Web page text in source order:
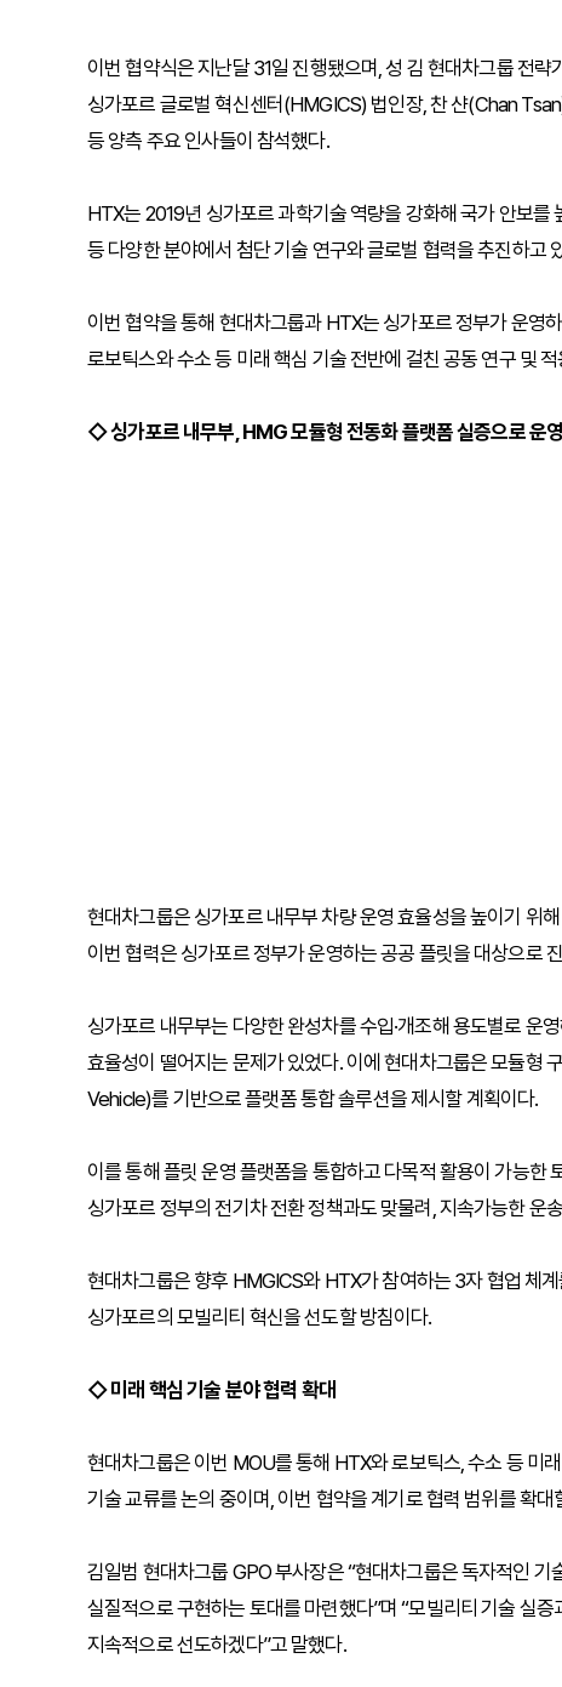
이번 협약식은 지난달 31일 진행됐으며, 성 김 현대차그룹 전
싱가포르 글로벌 혁신센터(HMGICS) 법인장, 찬 샨(Chan
등 양측 주요 인사들이 참석했다.
HTX는 2019년 싱가포르 과학기술 역량을 강화해 국가 안보를
등 다양한 분야에서 첨단 기술 연구와 글로벌 협력을 추진하고
이번 협약을 통해 현대차그룹과 HTX는 싱가포르 정부가 운영
로보틱스와 수소 등 미래 핵심 기술 전반에 걸친 공동 연구 및
◇ 싱가포르 내무부, HMG 모듈형 전동화 플랫폼 실증으로 운
현대차그룹은 싱가포르 내무부 차량 운영 효율성을 높이기 위
이번 협력은 싱가포르 정부가 운영하는 공공 플릿을 대상으로
싱가포르 내무부는 다양한 완성차를 수입·개조해 용도별로 운
효율성이 떨어지는 문제가 있었다. 이에 현대차그룹은 모듈형
Vehicle)를 기반으로 플랫폼 통합 솔루션을 제시할 계획이다.
이를 통해 플릿 운영 플랫폼을 통합하고 다목적 활용이 가능한
싱가포르 정부의 전기차 전환 정책과도 맞물려, 지속가능한 운
현대차그룹은 향후 HMGICS와 HTX가 참여하는 3자 협업 체
싱가포르의 모빌리티 혁신을 선도할 방침이다.
◇ 미래 핵심 기술 분야 협력 확대
현대차그룹은 이번 MOU를 통해 HTX와 로보틱스, 수소 등 미
기술 교류를 논의 중이며, 이번 협약을 계기로 협력 범위를 확대
김일범 현대차그룹 GPO 부사장은 “현대차그룹은 독자적인
실질적으로 구현하는 토대를 마련했다”며 “모빌리티 기술 실
지속적으로 선도하겠다”고 말했다.